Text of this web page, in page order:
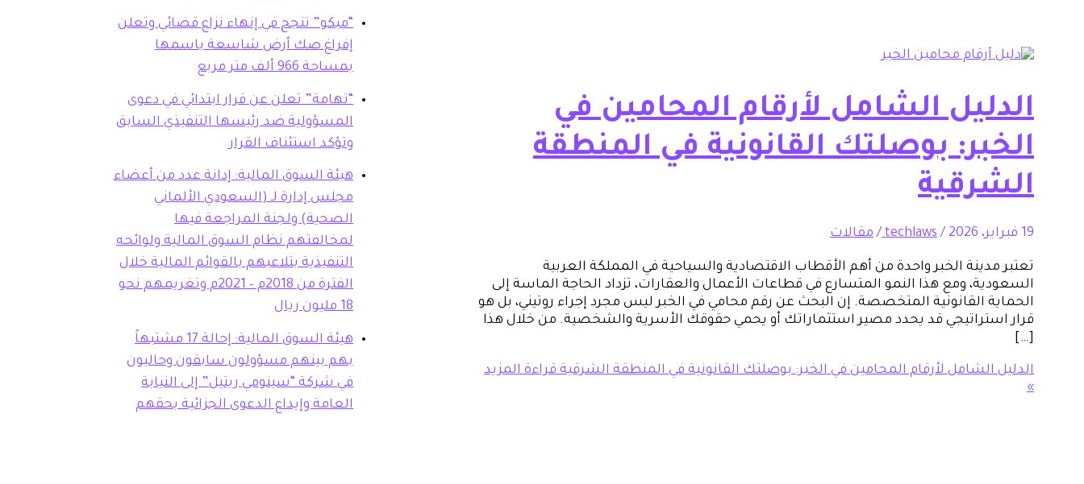
الدليل الشامل لأرقام المحامين في
الخبر: بوصلتك القانونية في المنطقة
الشرقية
19 فبراير، 2026 /
techlaws
/مقالات
تعتبر مدينة الخبر واحدة من أهم الأقطاب الاقتصادية والسياحية في المملكة العربية
السعودية، ومع هذا النمو المتسارع في قطاعات الأعمال والعقارات، تزداد الحاجة الماسة إلى
الحماية القانونية المتخصصة. إن البحث عن رقم محامي في الخبر ليس مجرد إجراء روتيني، بل هو
قرار استراتيجي قد يحدد مصير استثماراتك أو يحمي حقوقك الأسرية والشخصية. من خلال هذا
[…]
الدليل الشامل لأرقام المحامين في الخبر: بوصلتك القانونية في المنطقة الشرقيةقراءة المزيد
»
“مبكو” تنجح في إنهاء نزاع قضائي وتعلن
إفراغ صك أرض شاسعة باسمها
بمساحة 966 ألف متر مربع
“تهامة” تعلن عن قرار ابتدائي في دعوى
المسؤولية ضد رئيسها التنفيذي السابق
وتؤكد استئناف القرار
هيئة السوق المالية: إدانة عدد من أعضاء
مجلس إدارة لـ (السعودي الألماني
الصحية) ولجنة المراجعة فيها
لمخالفتهم نظام السوق المالية ولوائحه
التنفيذية بتلاعبهم بالقوائم المالية خلال
الفترة من 2018م – 2021م وتغريمهم نحو
18 مليون ريال
هيئة السوق المالية: إحالة 17 مشتبهاً
بهم بينهم مسؤولون سابقون وحاليون
في شركة “سينومي ريتيل” إلى النيابة
العامة وإيداع الدعوى الجزائية بحقهم